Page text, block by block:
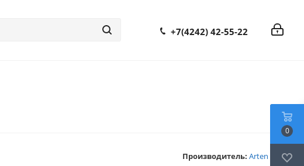
+7(4242) 42-55-22
Производитель: Arten
0